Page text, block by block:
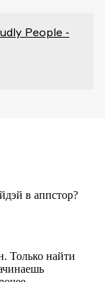
People -